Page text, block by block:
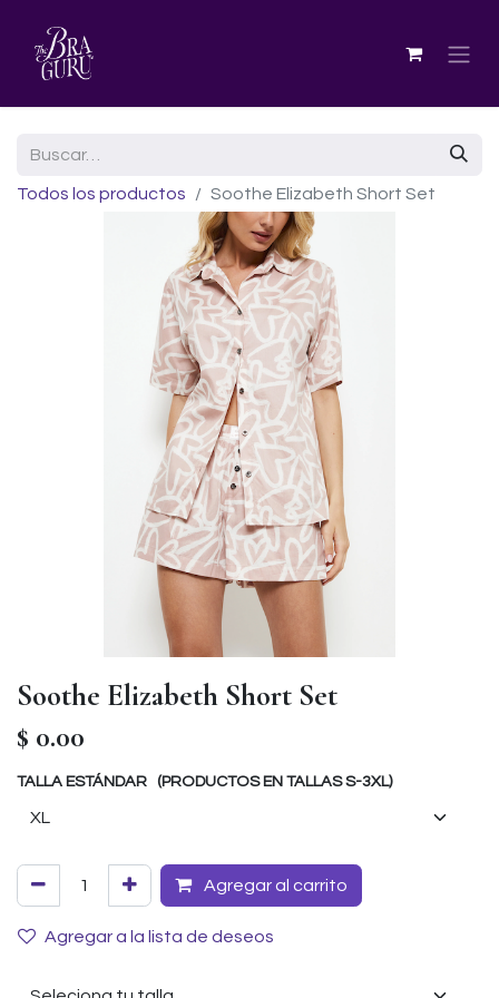
Todos los productos Soothe Elizabeth Short Set
Soothe Elizabeth Short Set
$ 0.00
TALLA ESTÁNDAR (PRODUCTOS EN TALLAS S-3XL)
Agregar al carrito
Agregar a la lista de deseos